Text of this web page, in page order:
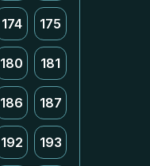
174 175
180 181
186 187
192 193